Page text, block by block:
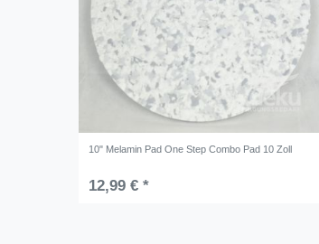
10" Melamin Pad One Step Combo Pad 10 Zoll
12,99 € *